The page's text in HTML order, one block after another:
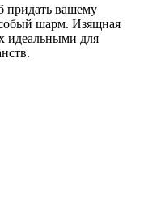
придать вашему
шарм. Изящная
идеальными для